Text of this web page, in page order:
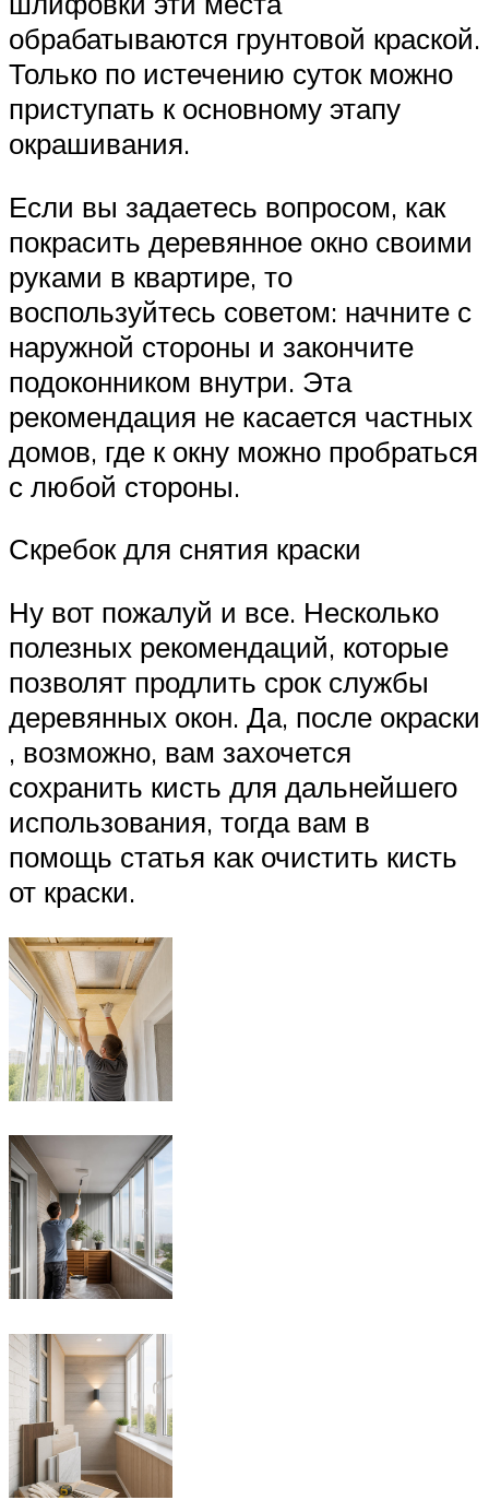
обрабатываются грунтовой краской.
Только по истечению суток можно
приступать к основному этапу
окрашивания.
Если вы задаетесь вопросом, как
покрасить деревянное окно своими
руками в квартире, то
воспользуйтесь советом: начните с
наружной стороны и закончите
подоконником внутри. Эта
рекомендация не касается частных
домов, где к окну можно пробраться
с любой стороны.
Скребок для снятия краски
Ну вот пожалуй и все. Несколько
полезных рекомендаций, которые
позволят продлить срок службы
деревянных окон. Да, после окраски
, возможно, вам захочется
сохранить кисть для дальнейшего
использования, тогда вам в
помощь статья как очистить кисть
от краски.